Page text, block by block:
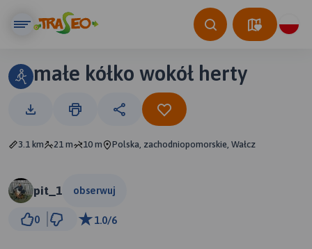
małe kółko wokół herty
3.1 km 21 m 10 m Polska, zachodniopomorskie, Wałcz
pit_1 obserwuj
0 1.0/6